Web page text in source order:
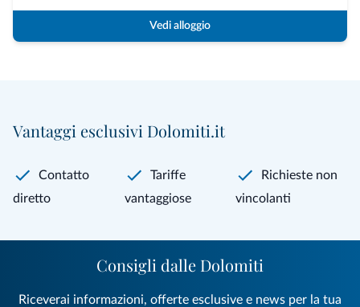
Vedi alloggio
Vantaggi esclusivi Dolomiti.it
Contatto
diretto
Tariffe
vantaggiose
Richieste non
vincolanti
Consigli dalle Dolomiti
Riceverai informazioni, offerte esclusive e news per la tua